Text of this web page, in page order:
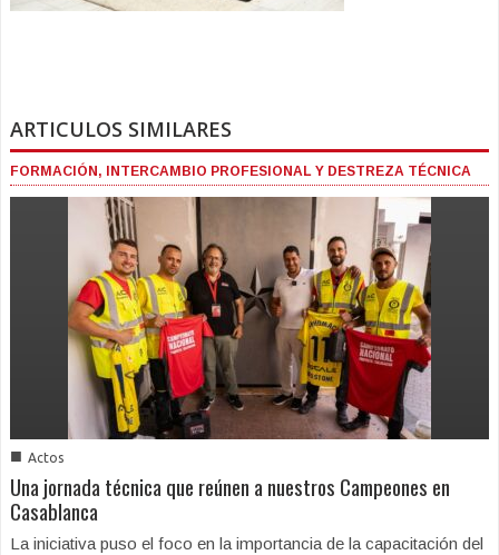
ARTICULOS SIMILARES
FORMACIÓN, INTERCAMBIO PROFESIONAL Y DESTREZA TÉCNICA
■ Actos
Una jornada técnica que reúnen a nuestros Campeones en
Casablanca
La iniciativa puso el foco en la importancia de la capacitación del